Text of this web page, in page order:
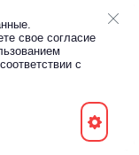
свое согласие
с